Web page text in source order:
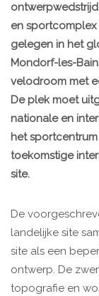
en
gelegen in het
Mondorf-les-
velodroom met
De plek moet
nationale en
het
toekomstige
site.
De
landelijke site
site als een
ontwerp. De
topografie en